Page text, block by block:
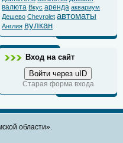
валюта Вкус аренда аквариум
Дешево Chevrolet автоматы
Англия вулкан
Вход на сайт
Войти через uID
Старая форма входа
области».